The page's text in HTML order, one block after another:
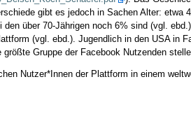
gibt es jedoch in Sachen Alter: etwa
über 70-Jährigen noch 6% sind (vgl.
(vgl. ebd.). Jugendlich in den USA in
Gruppe der Facebook Nutzenden
Nutzer*Innen der Plattform in einem